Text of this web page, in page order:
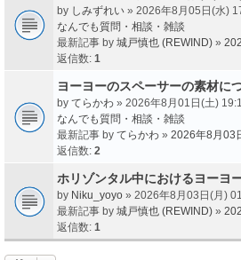
by しみずれい » 2026年8月05日(水)
なんでも質問・相談・雑談
最新記事 by 城戸慎也 (REWIND) »
返信数: 1
ヨーヨーのスペーサーの素材に
by てらかわ » 2026年8月01日(土)
なんでも質問・相談・雑談
最新記事 by てらかわ » 2026年8月03
返信数: 2
ホリゾンタル中におけるヨーヨ
by Niku_yoyo » 2026年8月03日(月)
最新記事 by 城戸慎也 (REWIND) »
返信数: 1